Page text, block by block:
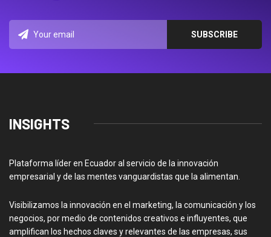
INSIGHTS
Plataforma líder en Ecuador al servicio de la innovación
empresarial y de las mentes vanguardistas que la alimentan.
Visibilizamos la innovación en el marketing, la comunicación y los
negocios, por medio de contenidos creativos e influyentes, que
amplifican los hechos claves y relevantes de las empresas, sus